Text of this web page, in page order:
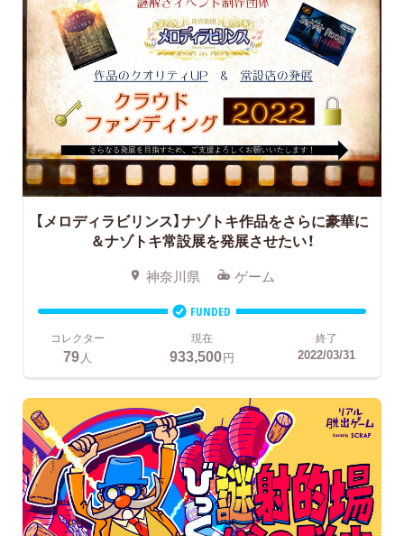
【メロディラビリンス】ナゾトキ作品をさらに豪華に
＆ナゾトキ常設展を発展させたい！
神奈川県 ゲーム
FUNDED
コレクター
79人
現在
933,500円
終了
2022/03/31